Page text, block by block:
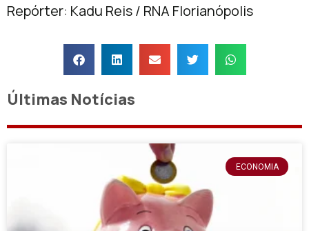
Repórter: Kadu Reis / RNA Florianópolis
Últimas Notícias
ECONOMIA